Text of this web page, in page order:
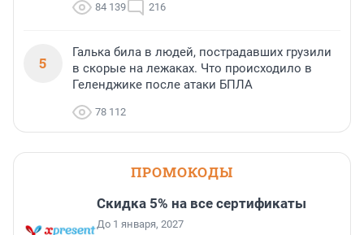
84 139 216
5
Галька била в людей, пострадавших грузили
в скорые на лежаках. Что происходило в
Геленджике после атаки БПЛА
78 112
ПРОМОКОДЫ
Скидка 5% на все сертификаты
До 1 января, 2027